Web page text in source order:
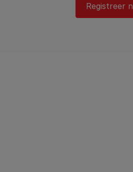
Registreer